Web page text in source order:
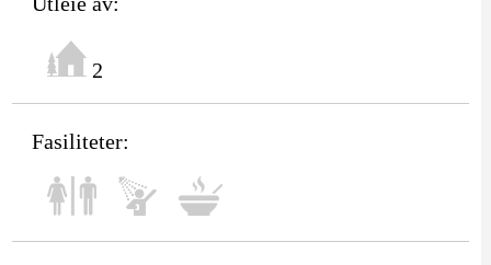
2
Fasiliteter: